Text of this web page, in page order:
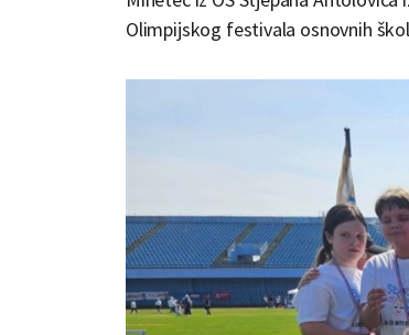
Olimpijskog festivala osnovnih